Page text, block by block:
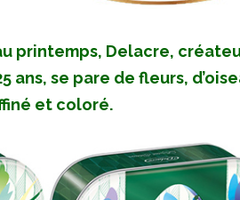
printemps, Delacre,
ans, se pare de fleurs,
et coloré.